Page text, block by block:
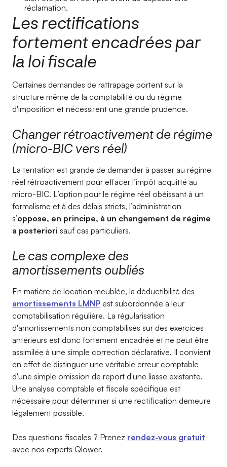
réclamation.
Les rectifications
fortement encadrées par
la loi fiscale
Certaines demandes de rattrapage portent sur la
structure même de la comptabilité ou du régime
d'imposition et nécessitent une grande prudence.
Changer rétroactivement de régime
(micro-BIC vers réel)
La tentation est grande de demander à passer au régime
réel rétroactivement pour effacer l’impôt acquitté au
micro-BIC. L’option pour le régime réel obéissant à un
formalisme et à des délais stricts, l’administration
s’oppose, en principe, à un changement de régime
a posteriori sauf cas particuliers.
Le cas complexe des
amortissements oubliés
En matière de location meublée, la déductibilité des
amortissements LMNP est subordonnée à leur
comptabilisation régulière. La régularisation
d'amortissements non comptabilisés sur des exercices
antérieurs est donc fortement encadrée et ne peut être
assimilée à une simple correction déclarative. Il convient
en effet de distinguer une véritable erreur comptable
d'une simple omission de report d'une liasse existante.
Une analyse comptable et fiscale spécifique est
nécessaire pour déterminer si une rectification demeure
légalement possible.
Des questions fiscales ? Prenez rendez-vous gratuit
avec nos experts Qlower.